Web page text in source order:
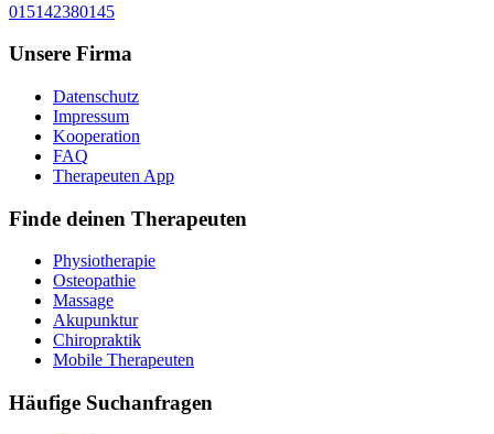
015142380145
Unsere Firma
Datenschutz
Impressum
Kooperation
FAQ
Therapeuten App
Finde deinen Therapeuten
Physiotherapie
Osteopathie
Massage
Akupunktur
Chiropraktik
Mobile Therapeuten
Häufige Suchanfragen